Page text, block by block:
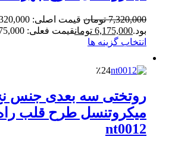
7,320,000 تومان
بود.6,175,000 تومانقیمت فعلی: 6,175,000 تومان.
انتخاب گزینه ها
٪24
روتختی سه بعدی جنس نخ
میکروتنسل طرح قلب
nt0012